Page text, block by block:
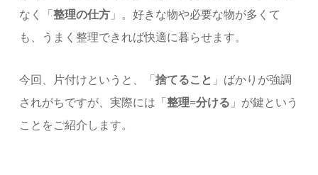
なく「整理の仕方 」。好きな物や必要な物が多くて
も、うまく整理できれば快適に暮らせます。
今回、片付けというと、「捨てること 」ばかりが強調
されがちですが、実際には「整理=分ける 」が鍵という
ことをご紹介します。